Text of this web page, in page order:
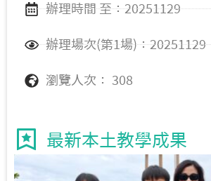
辦理時間 至：20251129
辦理場次(第1場)：20251129
瀏覽人次： 308
最新本土教學成果